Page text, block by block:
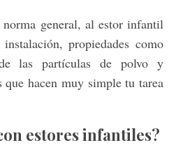
general, al estor infantil
propiedades como
las partículas de polvo y
que hacen muy simple tu tarea
estores infantiles?